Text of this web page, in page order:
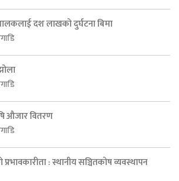
दश लाखको दुर्घटना बिमा
औजार वितरण
प्रभावकारीता : स्थानीय सञ्चितकोष व्यवस्थापन